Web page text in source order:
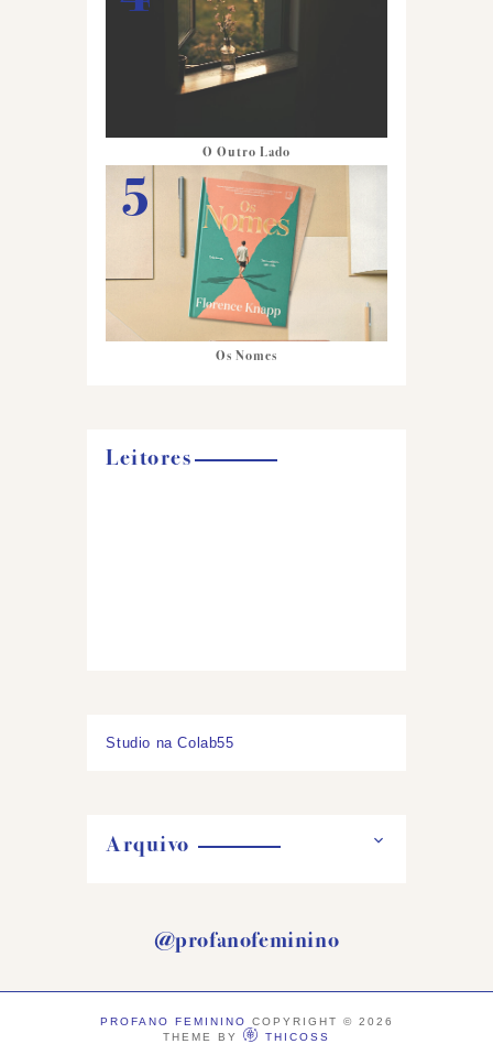
O Outro Lado
Os Nomes
Leitores
Studio na Colab55
Arquivo
@profanofeminino
PROFANO FEMININO COPYRIGHT © 2026
THEME BY
THICOSS